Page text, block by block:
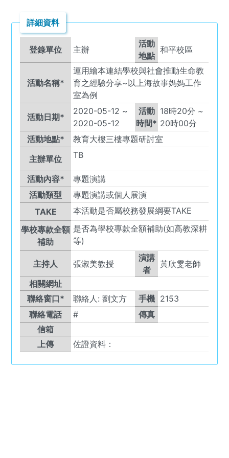
詳細資料
登錄單位 主辦
活動
地點
和平校區
活動名稱*
運用繪本連結學校與社會推動生命教
育之經驗分享~以上海故事媽媽工作
室為例
活動日期*
2020-05-12 ~
2020-05-12
活動
時間*
18時20
分 ~
20時00分
活動地點*
教育大樓三樓專題研討室
主辦單位
TB
活動內容*
專題演講
活動類型
專題演講或個人展演
TAKE
本活動是否屬校務發展綱要TAKE
學校專款全額
補助
是否為學校專款全額補助(如高教深耕
等)
主持人 張淑美教授
演講
者
黃欣雯老師
相關網址
聯絡窗口*
聯絡人: 劉文方 手機 2153
聯絡電話
#
傳真
信箱
上傳
佐證資料：